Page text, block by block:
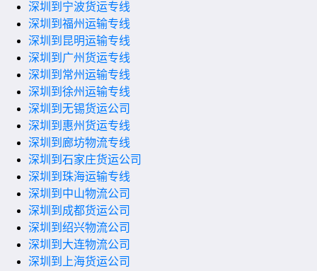
深圳到宁波货运专线
深圳到福州运输专线
深圳到昆明运输专线
深圳到广州货运专线
深圳到常州运输专线
深圳到徐州运输专线
深圳到无锡货运公司
深圳到惠州货运专线
深圳到廊坊物流专线
深圳到石家庄货运公司
深圳到珠海运输专线
深圳到中山物流公司
深圳到成都货运公司
深圳到绍兴物流公司
深圳到大连物流公司
深圳到上海货运公司